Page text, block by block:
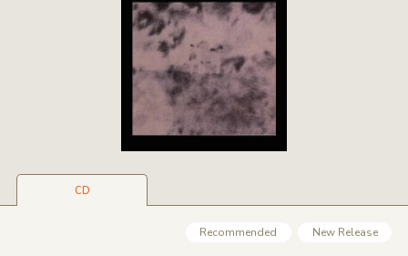
CD
Recommended New Release